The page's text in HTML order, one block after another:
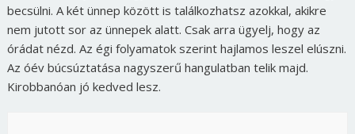
becsülni. A két ünnep között is találkozhatsz azokkal, akikre
nem jutott sor az ünnepek alatt. Csak arra ügyelj, hogy az
órádat nézd. Az égi folyamatok szerint hajlamos leszel elúszni.
Az óév búcsúztatása nagyszerű hangulatban telik majd.
Kirobbanóan jó kedved lesz.